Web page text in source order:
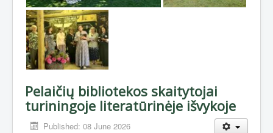
Pelaičių bibliotekos skaitytojai
turiningoje literatūrinėje išvykoje
Published: 08 June 2026